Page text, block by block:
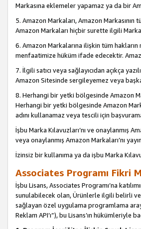
Markasına eklemeler yapamaz ya da bir
5. Amazon Markaları, Amazon
Amazon Markaları hiçbir surette ilgili
6. Amazon Markalarına ilişkin tüm
menfaatimize hüküm ifade edecektir.
7. İlgili satıcı veya sağlayıcıdan açıkça
Amazon Sitesinde sergileyemez veya
8. Herhangi bir yetki bölgesinde Amazon
Herhangi bir yetki bölgesinde Amazon
adını kullanamaz veya tescili için
İşbu Marka Kılavuzları’nı ve onaylanmış
veya onaylanmış Amazon Markaları’nı
İzinsiz bir kullanıma ya da işbu Marka
Associates Programı Fikri
İşbu Lisans, Associates Programı’na
sunulabilecek olan, Ürünlerle ilgili belirli
sağlayan özel uygulama programlama
Reklam API’ı”), bu Lisans’ın hükümleriyle